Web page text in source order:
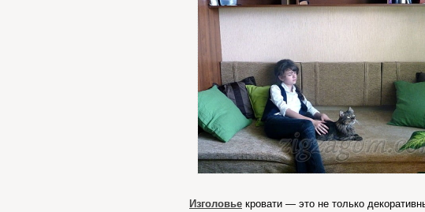
Изголовье кровати — это не только